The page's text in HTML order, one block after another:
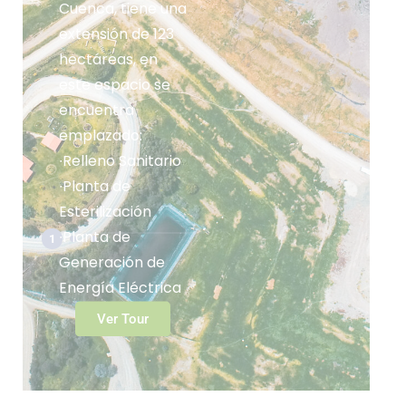
1
Cuenca, tiene una
extensión de 123
hectáreas, en
este espacio se
encuentra
emplazado:
∙Relleno Sanitario
∙Planta de
Esterilización
∙Planta de
Generación de
Energía Eléctrica
Ver Tour